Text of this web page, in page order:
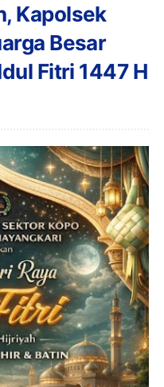
Kapolsek
Besar
Fitri 1447 H